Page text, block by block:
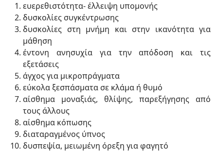
ευερεθιστότητα- έλλειψη υπομονής
δυσκολίες συγκέντρωσης
δυσκολίες στη μνήμη και στην ικανότητα για
μάθηση
έντονη ανησυχία για την απόδοση και τις
εξετάσεις
άγχος για μικροπράγματα
εύκολα ξεσπάσματα σε κλάμα ή θυμό
αίσθημα μοναξιάς, θλίψης, παρεξήγησης από
τους άλλους
αίσθημα κόπωσης
διαταραγμένος ύπνος
δυσπεψία, μειωμένη όρεξη για φαγητό